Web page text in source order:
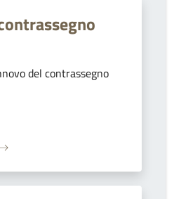
del contrassegno